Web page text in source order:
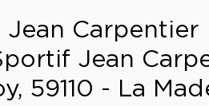
Jean Carpentier
Jean
59110 - La